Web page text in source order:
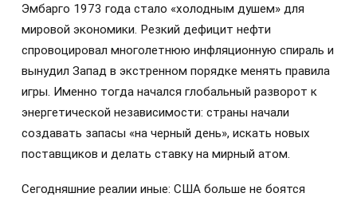
Эмбарго 1973 года стало «холодным душем» для
мировой экономики. Резкий дефицит нефти
спровоцировал многолетнюю инфляционную спираль и
вынудил Запад в экстренном порядке менять правила
игры. Именно тогда начался глобальный разворот к
энергетической независимости: страны начали
создавать запасы «на черный день», искать новых
поставщиков и делать ставку на мирный атом.
Сегодняшние реалии иные: США больше не боятся